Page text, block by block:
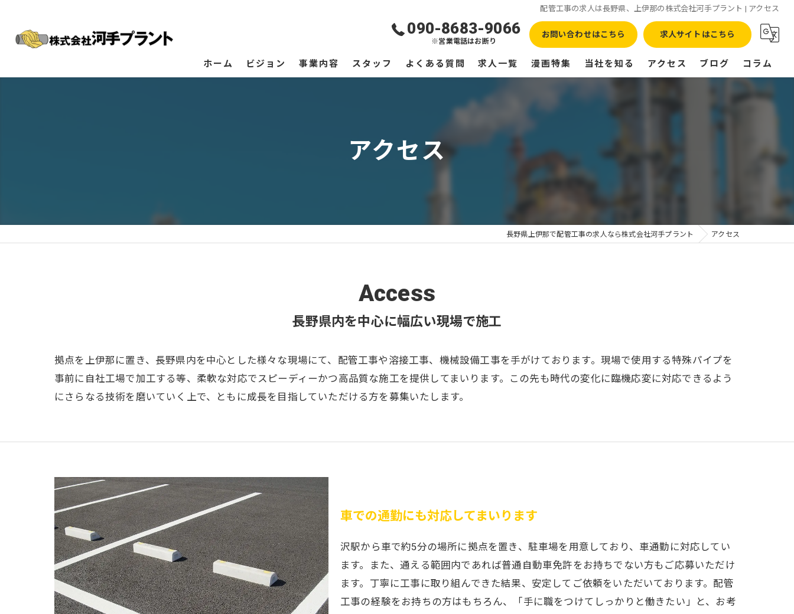
配管工事の求人は長野県、上伊那の株式会社河手プラント | アクセス
090-8683-9066
※営業電話はお断り
お問い合わせはこちら 求人サイトはこちら
ホーム ビジョン 事業内容 スタッフ よくある質問 求人一覧 漫画特集 当社を知る
高収入
アクセス ブログ コラム
アクセス
長野県上伊那で配管工事の求人なら株式会社河手プラント アクセス
長野県内を中心に幅広い現場で施工
Access
拠点を上伊那に置き、長野県内を中心とした様々な現場にて、配管工事や溶接工事、機械設備工事を手がけております。現場で使用する特殊パイプを
事前に自社工場で加工する等、柔軟な対応でスピーディーかつ高品質な施工を提供してまいります。この先も時代の変化に臨機応変に対応できるよう
にさらなる技術を磨いていく上で、ともに成長を目指していただける方を募集いたします。
車での通勤にも対応してまいります
沢駅から車で約5分の場所に拠点を置き、駐車場を用意しており、車通勤に対応してい
ます。また、通える範囲内であれば普通自動車免許をお持ちでない方もご応募いただけ
ます。丁寧に工事に取り組んできた結果、安定してご依頼をいただいております。配管
工事の経験をお持ちの方はもちろん、「手に職をつけてしっかりと働きたい」と、お考